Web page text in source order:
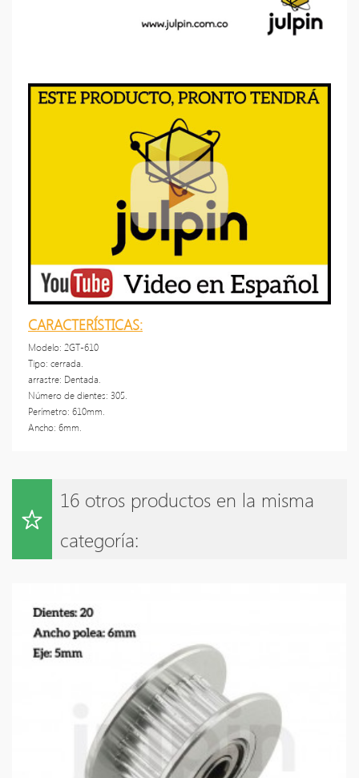
CARACTERÍSTICAS:
Modelo: 2GT-610
Tipo: cerrada.
arrastre: Dentada.
Número de dientes: 305.
Perímetro: 610mm.
Ancho: 6mm.
16 otros productos en la misma
categoría: